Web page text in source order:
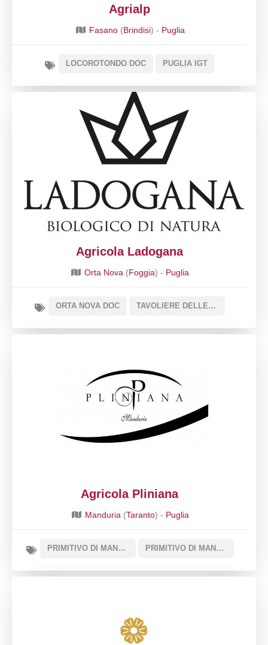
Agrialp
Fasano(Brindisi) - Puglia
LOCOROTONDO DOC PUGLIA IGT
Agricola Ladogana
Orta Nova (Foggia) - Puglia
ORTA NOVA DOC TAVOLIERE DELLE PUGLIE O TAVOLIERE DOC
Agricola Pliniana
Manduria (Taranto) - Puglia
PRIMITIVO DI MANDURIA DOC PRIMITIVO DI MANDURIA DOLCE NATURALE DOCG